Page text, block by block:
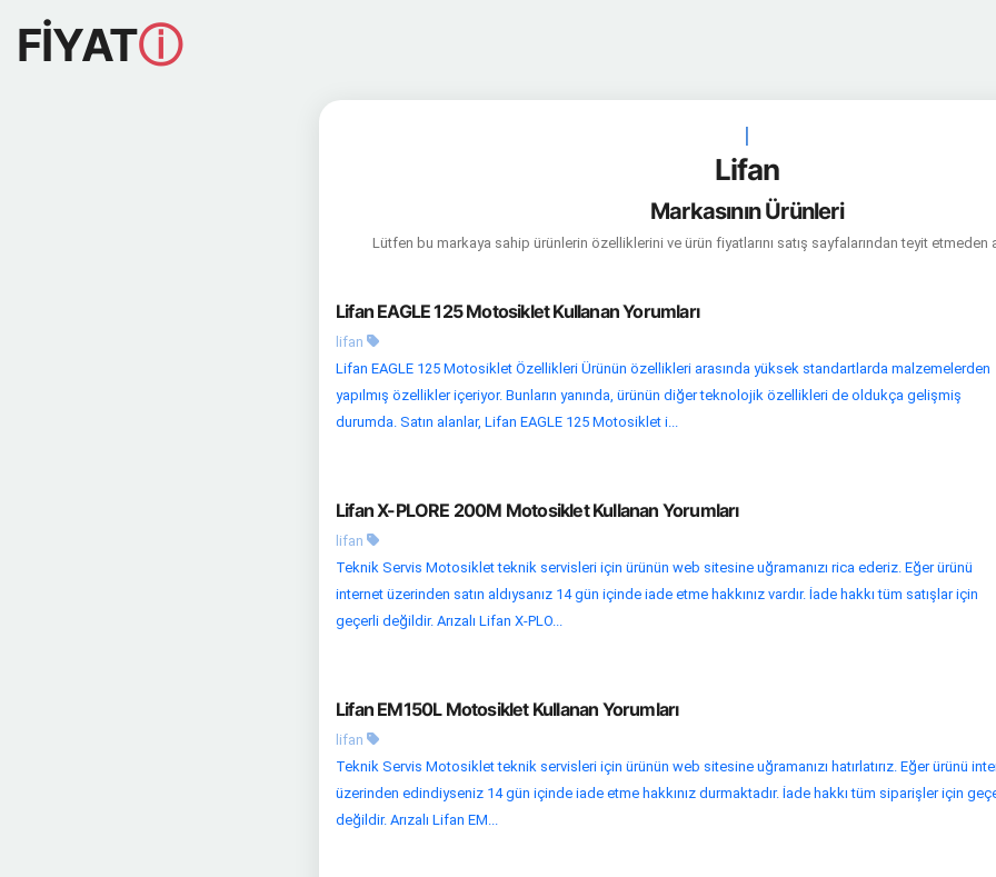
FİYATⓘ
|
Lifan
Markasının Ürünleri
Lütfen bu markaya sahip ürünlerin özelliklerini ve ürün fiyatlarını satış sayfalarından teyit etmeden
Lifan EAGLE 125 Motosiklet Kullanan Yorumları
lifan
Lifan EAGLE 125 Motosiklet Özellikleri Ürünün özellikleri arasında yüksek standartlarda malzemelerden
yapılmış özellikler içeriyor. Bunların yanında, ürünün diğer teknolojik özellikleri de oldukça gelişmiş
durumda. Satın alanlar, Lifan EAGLE 125 Motosiklet i...
Lifan X-PLORE 200M Motosiklet Kullanan Yorumları
lifan
Teknik Servis Motosiklet teknik servisleri için ürünün web sitesine uğramanızı rica ederiz. Eğer ürünü
internet üzerinden satın aldıysanız 14 gün içinde iade etme hakkınız vardır. İade hakkı tüm satışlar için
geçerli değildir. Arızalı Lifan X-PLO...
Lifan EM150L Motosiklet Kullanan Yorumları
lifan
Teknik Servis Motosiklet teknik servisleri için ürünün web sitesine uğramanızı hatırlatırız. Eğer ürünü
üzerinden edindiyseniz 14 gün içinde iade etme hakkınız durmaktadır. İade hakkı tüm siparişler için
değildir. Arızalı Lifan EM...